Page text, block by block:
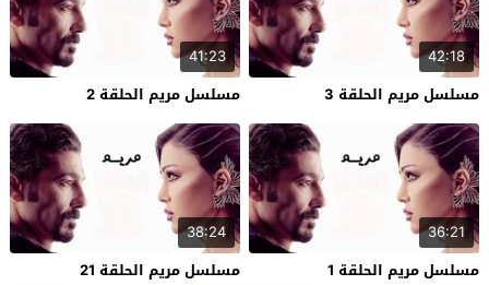
42:18
مسلسل مريم الحلقة 3
41:23
مسلسل مريم الحلقة 2
36:21
مسلسل مريم الحلقة 1
38:24
مسلسل مريم الحلقة 21